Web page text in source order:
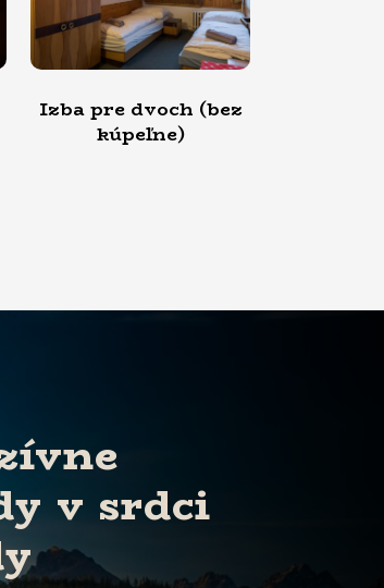
(bez
Izba pre troch (bez
kúpeľne)
v srdci